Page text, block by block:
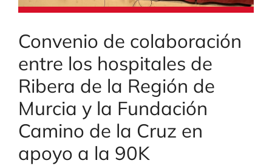
Convenio de colaboración
entre los hospitales de
Ribera de la Región de
Murcia y la Fundación
Camino de la Cruz en
apoyo a la 90K